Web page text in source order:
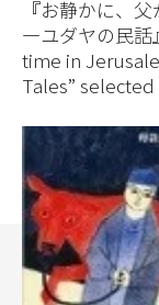
『お静かに、
―ユダヤの民話
time in
Tales”